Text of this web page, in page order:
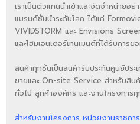
เราเป็นตัวแทนนำเข้าและจัดจำหน่ายอย่
แบรนด์ชั้นนำระดับโลก ได้แก่
VIVIDSTORM และ Envisions
และโฮมเอนเตอร์เทนเมนต์ที่ได้รับการ
สินค้าทุกชิ้นเป็นสินค้ารับประกันศูนย์ปร
ขายและ On-site Service สำหรับสิน
ทั่วไป ลูกค้าองค์กร และงานโครงการ
สำหรับงานโครงการ หน่วยงานราชก